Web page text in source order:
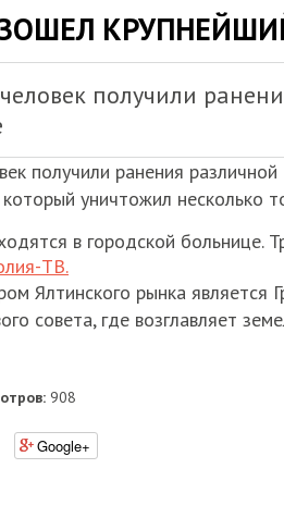
получили
получили ранения
уничтожил несколько
в городской
ТВ.
Ялтинского рынка
совета, где возглавляет
908
Google+